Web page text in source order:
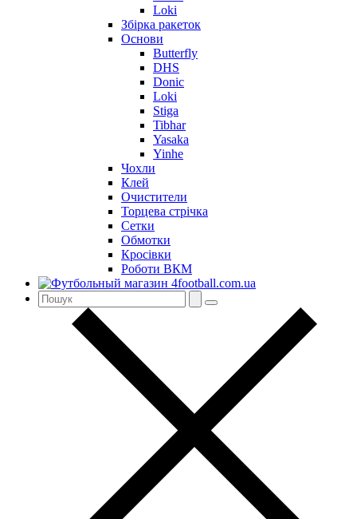
Loki
Збірка ракеток
Основи
Butterfly
DHS
Donic
Loki
Stiga
Tibhar
Yasaka
Yinhe
Чохли
Клей
Очистители
Торцева стрічка
Сетки
Обмотки
Кросівки
Роботи ВКМ